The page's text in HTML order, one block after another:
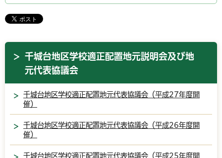
千城台地区学校適正配置地元説明会及び地
元代表協議会
千城台地区学校適正配置地元代表協議会（平成27年度開
催）
千城台地区学校適正配置地元代表協議会（平成26年度開
催）
千城台地区学校適正配置地元代表協議会（平成25年度開